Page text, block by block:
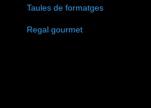
Taules de formatges
Regal gourmet